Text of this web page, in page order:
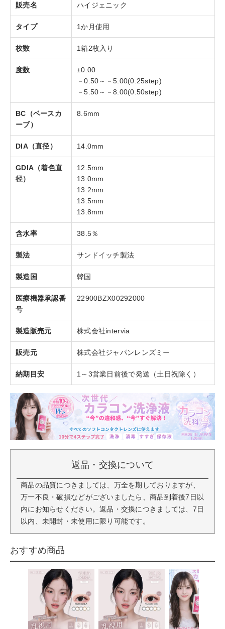
販売名 ハイジェニック
タイプ 1か月使用
枚数 1箱2枚入り
度数
±0.00
－0.50～－5.00(0.25step)
－5.50～－8.00(0.50step)
BC（ベースカ
ーブ）
8.6mm
DIA（直径） 14.0mm
GDIA（着色直
径）
12.5mm
13.0mm
13.2mm
13.5mm
13.8mm
含水率 38.5％
製法 サンドイッチ製法
製造国 韓国
医療機器承認番
号
22900BZX00292000
製造販売元 株式会社intervia
販売元 株式会社ジャパンレンズミー
納期目安 1～3営業日前後で発送（土日祝除く）
返品・交換について
商品の品質につきましては、万全を期しておりますが、
万一不良・破損などがございましたら、商品到着後7日以
内にお知らせください。返品・交換につきましては、7日
以内、未開封・未使用に限り可能です。
おすすめ商品